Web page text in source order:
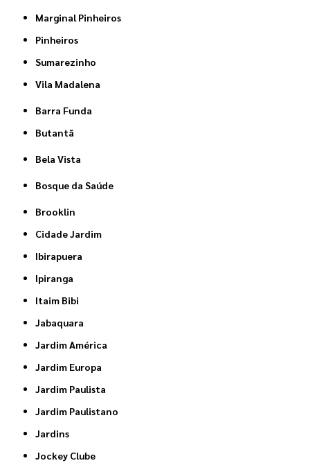
Marginal Pinheiros
Pinheiros
Sumarezinho
Vila Madalena
Barra Funda
Butantã
Bela Vista
Bosque da Saúde
Brooklin
Cidade Jardim
Ibirapuera
Ipiranga
Itaim Bibi
Jabaquara
Jardim América
Jardim Europa
Jardim Paulista
Jardim Paulistano
Jardins
Jockey Clube